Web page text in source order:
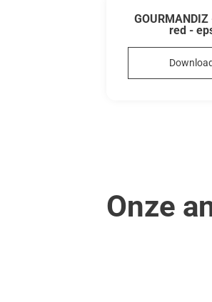
red -
Download
Onze